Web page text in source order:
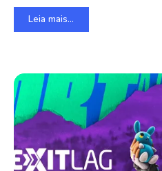
Leia mais...